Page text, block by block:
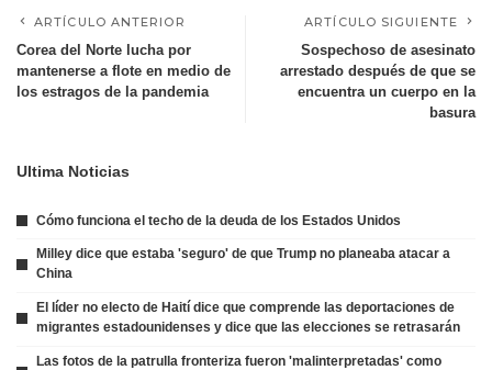
ARTÍCULO ANTERIOR
Corea del Norte lucha por
mantenerse a flote en medio de
los estragos de la pandemia
ARTÍCULO SIGUIENTE
Sospechoso de asesinato
arrestado después de que se
encuentra un cuerpo en la
basura
Ultima Noticias
Cómo funciona el techo de la deuda de los Estados Unidos
Milley dice que estaba 'seguro' de que Trump no planeaba atacar a
China
El líder no electo de Haití dice que comprende las deportaciones de
migrantes estadounidenses y dice que las elecciones se retrasarán
Las fotos de la patrulla fronteriza fueron 'malinterpretadas' como